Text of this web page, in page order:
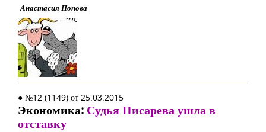
Анастасия Попова
● №12 (1149) от 25.03.2015
Экономика: Судья Писарева ушла в
отставку